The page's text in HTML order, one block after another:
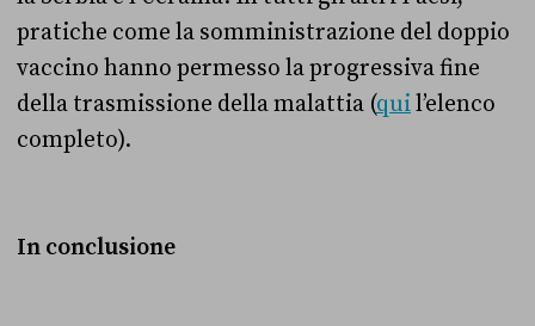
pratiche come la somministrazione del doppio
vaccino hanno permesso la progressiva fine
della trasmissione della malattia (quil’elenco
completo).
In conclusione